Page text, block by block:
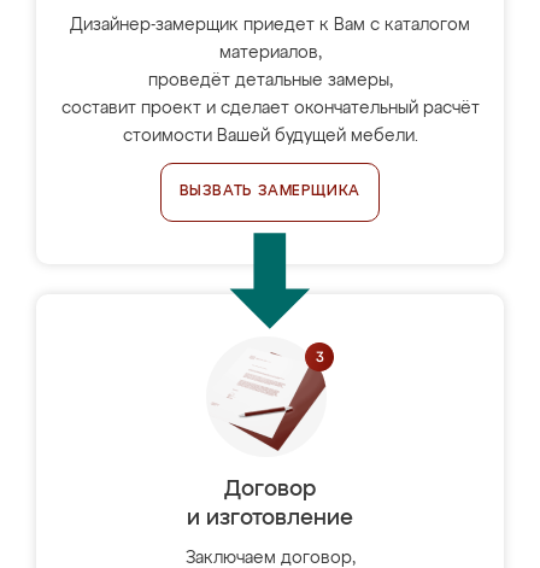
Дизайнер-замерщик приедет к Вам с каталогом
материалов,
проведёт детальные замеры,
составит проект и сделает окончательный расчёт
стоимости Вашей будущей мебели.
ВЫЗВАТЬ ЗАМЕРЩИКА
Договор
и изготовление
Заключаем договор,